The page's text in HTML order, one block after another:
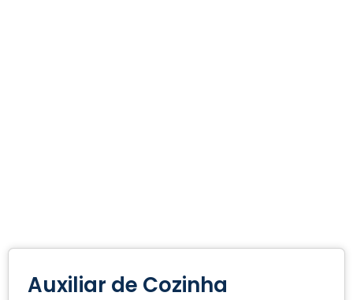
Auxiliar de Cozinha